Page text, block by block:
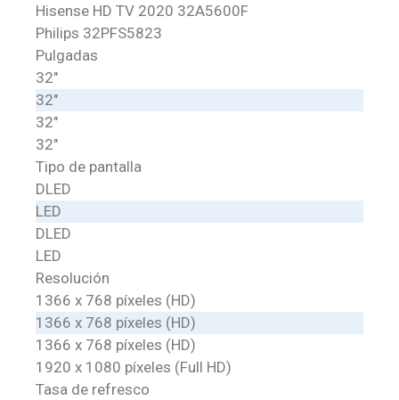
Hisense HD TV 2020 32A5600F
Philips 32PFS5823
Pulgadas
32″
32″
32″
32″
Tipo de pantalla
DLED
LED
DLED
LED
Resolución
1366 x 768 píxeles (HD)
1366 x 768 píxeles (HD)
1366 x 768 píxeles (HD)
1920 x 1080 píxeles (Full HD)
Tasa de refresco